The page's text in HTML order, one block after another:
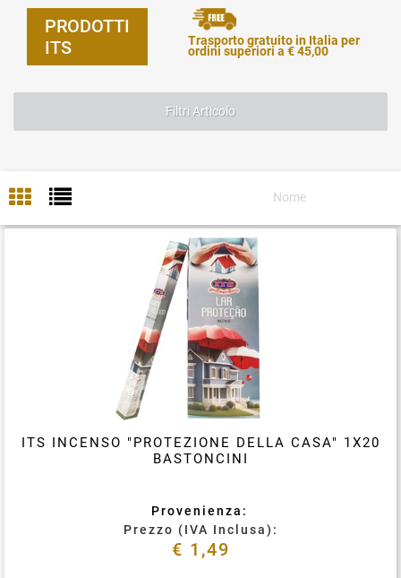
PRODOTTI
ITS
Trasporto gratuito in Italia per
ordini superiori a € 45,00
Filtri Articolo
ITS INCENSO "PROTEZIONE DELLA CASA" 1X20
BASTONCINI
Provenienza:
Prezzo (IVA Inclusa):
€ 1,49